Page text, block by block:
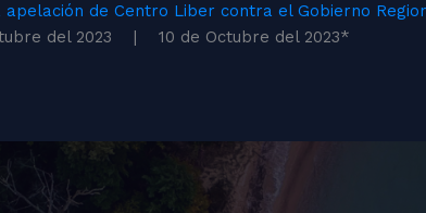
de Centro Liber contra el Gobierno
del 2023 | 10 de Octubre del 2023*